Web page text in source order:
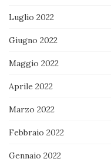
Luglio 2022
Giugno 2022
Maggio 2022
Aprile 2022
Marzo 2022
Febbraio 2022
Gennaio 2022